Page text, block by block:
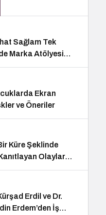
Sağlam Tek
Marka Atölyesi
Konuk Oldu
Ekran
ve Öneriler
Küre Şeklinde
Olaylar
Erdil ve Dr.
Erdem’den İş